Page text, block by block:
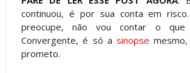
continuou, é por sua conta em
preocupe, não vou contar o que
Convergente, é só asinopse
prometo.